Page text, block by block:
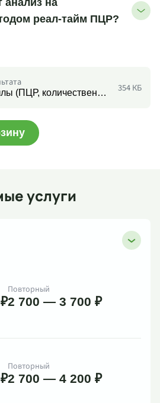
анализ на
реал-тайм ПЦР?
Лактобациллы (ПЦР, количественно) 354 КБ
услуги
Повторный
2 700 — 3 700 ₽
Повторный
2 700 — 4 200 ₽